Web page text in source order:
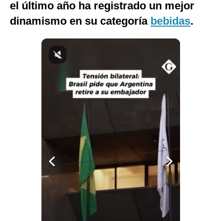
el último año ha registrado un mejor
dinamismo en su categoría bebidas.